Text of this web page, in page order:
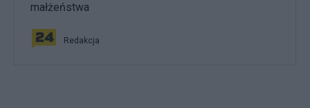
małżeństwa
Redakcja